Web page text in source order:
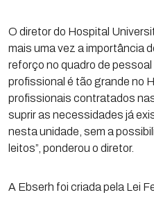
O diretor do Hospital
mais uma vez a importância
reforço no quadro de
profissional é tão grande no
profissionais contratados
suprir as necessidades já
nesta unidade, sem a
leitos”, ponderou o diretor.
A Ebserh foi criada pela Lei